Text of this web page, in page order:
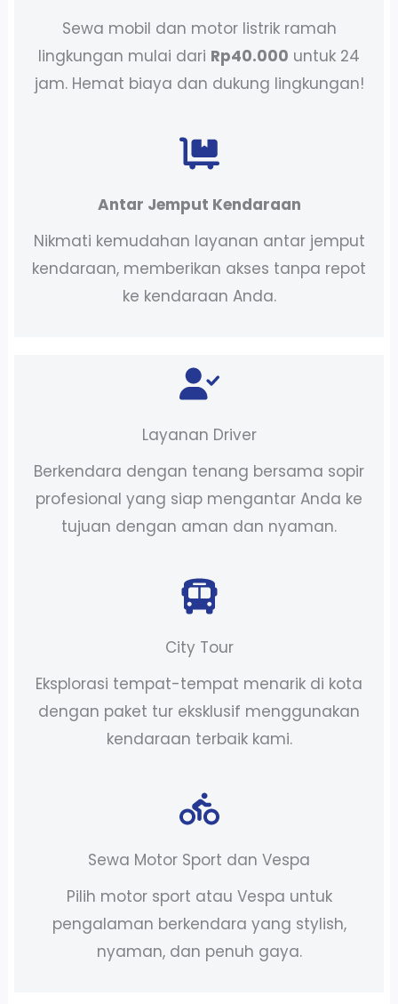
Sewa mobil dan motor listrik ramah
lingkungan mulai dari Rp40.000 untuk 24
jam. Hemat biaya dan dukung lingkungan!
Antar Jemput Kendaraan
Nikmati kemudahan layanan antar jemput
kendaraan, memberikan akses tanpa repot
ke kendaraan Anda.
Layanan Driver
Berkendara dengan tenang bersama sopir
profesional yang siap mengantar Anda ke
tujuan dengan aman dan nyaman.
City Tour
Eksplorasi tempat-tempat menarik di kota
dengan paket tur eksklusif menggunakan
kendaraan terbaik kami.
Sewa Motor Sport dan Vespa
Pilih motor sport atau Vespa untuk
pengalaman berkendara yang stylish,
nyaman, dan penuh gaya.